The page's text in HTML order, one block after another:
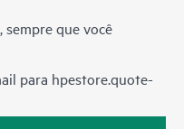
sempre que você
para hpestore.quote-